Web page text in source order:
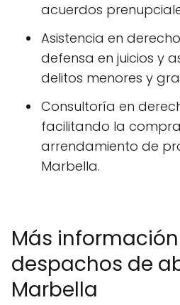
acuerdos
Asistencia en
defensa en juicios y
delitos menores y
Consultoría en
facilitando la
arrendamiento de
Marbella.
Más
despachos de
Marbella